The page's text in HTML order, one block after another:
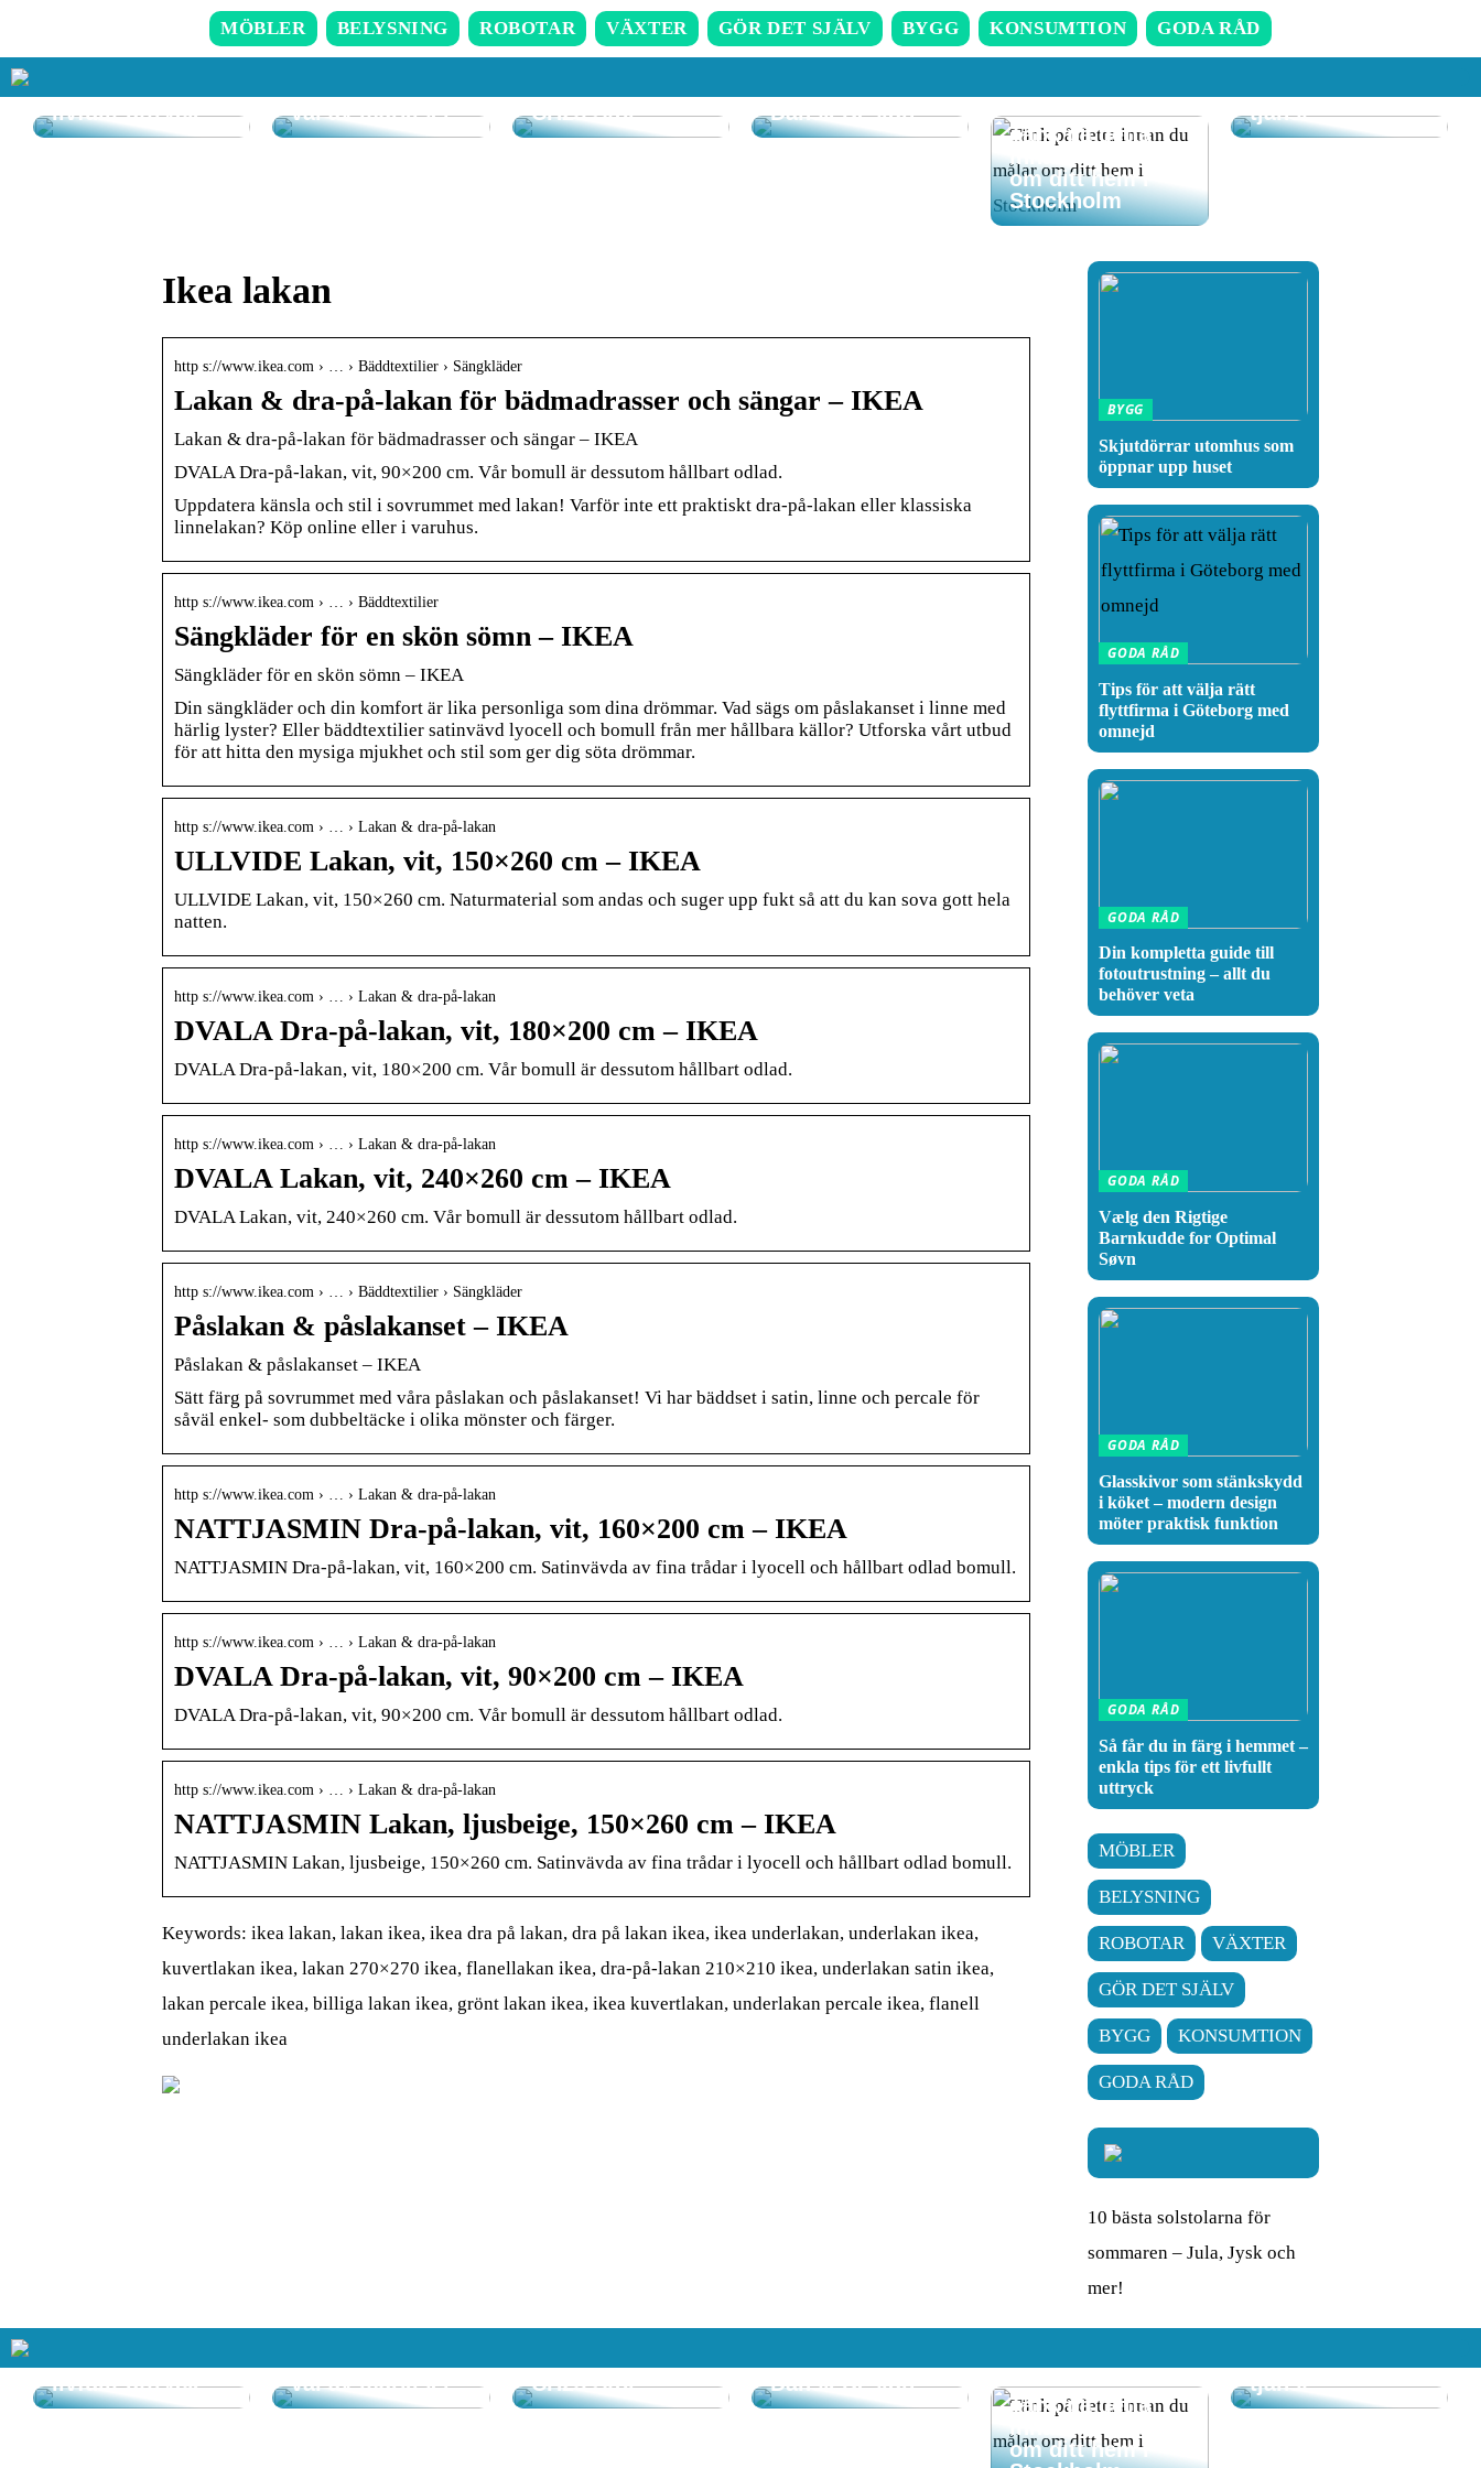
MÖBLER BELYSNING ROBOTAR VÄXTER GÖR DET SJÄLV BYGG KONSUMTION GODA RÅD
Så får du in färg
livfullt uttryck
val av markiser
CH23 Stol
Dansk Design
Tänk på detta
innan du målar
om ditt hem i
Stockholm
till ett rent hem
där RUT-
tjänst
Ikea lakan
http s://www.ikea.com › … › Bäddtextilier › Sängkläder
Lakan & dra-på-lakan för bädmadrasser och sängar – IKEA
Lakan & dra-på-lakan för bädmadrasser och sängar – IKEA
DVALA Dra-på-lakan, vit, 90×200 cm. Vår bomull är dessutom hållbart odlad.
Uppdatera känsla och stil i sovrummet med lakan! Varför inte ett praktiskt dra-på-lakan eller klassiska
linnelakan? Köp online eller i varuhus.
http s://www.ikea.com › … › Bäddtextilier
Sängkläder för en skön sömn – IKEA
Sängkläder för en skön sömn – IKEA
Din sängkläder och din komfort är lika personliga som dina drömmar. Vad sägs om påslakanset i linne med
härlig lyster? Eller bäddtextilier satinvävd lyocell och bomull från mer hållbara källor? Utforska vårt utbud
för att hitta den mysiga mjukhet och stil som ger dig söta drömmar.
http s://www.ikea.com › … › Lakan & dra-på-lakan
ULLVIDE Lakan, vit, 150×260 cm – IKEA
ULLVIDE Lakan, vit, 150×260 cm. Naturmaterial som andas och suger upp fukt så att du kan sova gott hela
natten.
http s://www.ikea.com › … › Lakan & dra-på-lakan
DVALA Dra-på-lakan, vit, 180×200 cm – IKEA
DVALA Dra-på-lakan, vit, 180×200 cm. Vår bomull är dessutom hållbart odlad.
http s://www.ikea.com › … › Lakan & dra-på-lakan
DVALA Lakan, vit, 240×260 cm – IKEA
DVALA Lakan, vit, 240×260 cm. Vår bomull är dessutom hållbart odlad.
http s://www.ikea.com › … › Bäddtextilier › Sängkläder
Påslakan & påslakanset – IKEA
Påslakan & påslakanset – IKEA
Sätt färg på sovrummet med våra påslakan och påslakanset! Vi har bäddset i satin, linne och percale för
såväl enkel- som dubbeltäcke i olika mönster och färger.
http s://www.ikea.com › … › Lakan & dra-på-lakan
NATTJASMIN Dra-på-lakan, vit, 160×200 cm – IKEA
NATTJASMIN Dra-på-lakan, vit, 160×200 cm. Satinvävda av fina trådar i lyocell och hållbart odlad bomull.
http s://www.ikea.com › … › Lakan & dra-på-lakan
DVALA Dra-på-lakan, vit, 90×200 cm – IKEA
DVALA Dra-på-lakan, vit, 90×200 cm. Vår bomull är dessutom hållbart odlad.
http s://www.ikea.com › … › Lakan & dra-på-lakan
NATTJASMIN Lakan, ljusbeige, 150×260 cm – IKEA
NATTJASMIN Lakan, ljusbeige, 150×260 cm. Satinvävda av fina trådar i lyocell och hållbart odlad bomull.
Keywords: ikea lakan, lakan ikea, ikea dra på lakan, dra på lakan ikea, ikea underlakan, underlakan ikea,
kuvertlakan ikea, lakan 270×270 ikea, flanellakan ikea, dra-på-lakan 210×210 ikea, underlakan satin ikea,
lakan percale ikea, billiga lakan ikea, grönt lakan ikea, ikea kuvertlakan, underlakan percale ikea, flanell
underlakan ikea
BYGG
Skjutdörrar utomhus som
öppnar upp huset
GODA RÅD
Tips för att välja rätt
flyttfirma i Göteborg med
omnejd
GODA RÅD
Din kompletta guide till
fotoutrustning – allt du
behöver veta
GODA RÅD
Vælg den Rigtige
Barnkudde for Optimal
Søvn
GODA RÅD
Glasskivor som stänkskydd
i köket – modern design
möter praktisk funktion
GODA RÅD
Så får du in färg i hemmet –
enkla tips för ett livfullt
uttryck
MÖBLER
BELYSNING
ROBOTAR VÄXTER
GÖR DET SJÄLV
BYGG KONSUMTION
GODA RÅD
10 bästa solstolarna för
sommaren – Jula, Jysk och
mer!
livfullt uttryck
val av markiser
CH23 Stol
Dansk Design
Tänk på detta
innan du målar
om ditt hem i
tjänst